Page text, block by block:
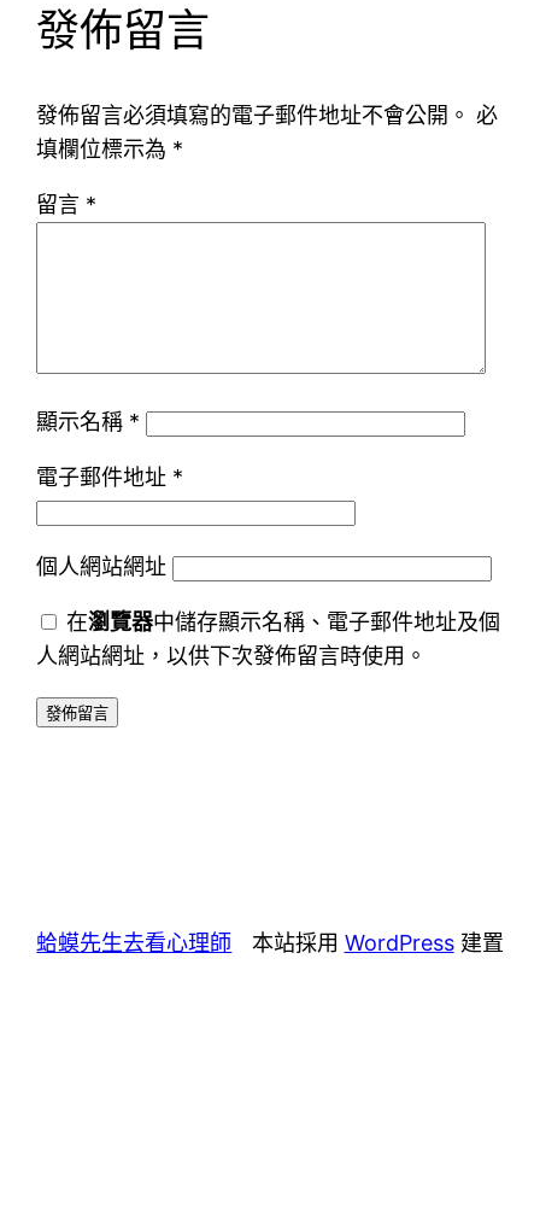
發佈留言
發佈留言必須填寫的電子郵件地址不會公開。 必
填欄位標示為 *
留言 *
顯示名稱 *
電子郵件地址 *
個人網站網址
在瀏覽器中儲存顯示名稱、電子郵件地址及個
人網站網址，以供下次發佈留言時使用。
蛤蟆先生去看心理師 本站採用 WordPress建置